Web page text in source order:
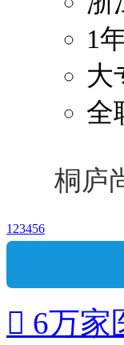
1
大
全
桐庐
1 23456
 6万家